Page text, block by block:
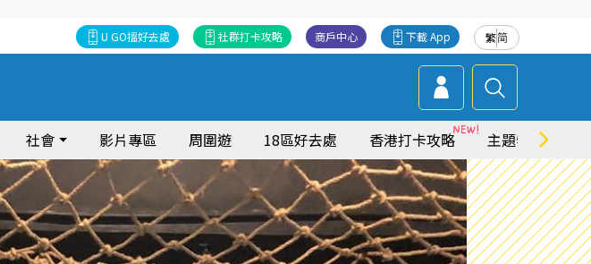
繁简
下載 App
商戶中心
社群打卡攻略
U GO搵好去處
社會 影片專區 周圍遊 18區好去處 香港打卡攻略 主題特集